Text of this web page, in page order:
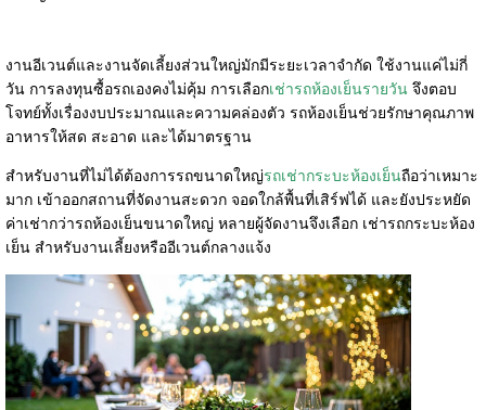
งานอีเวนต์และงานจัดเลี้ยงส่วนใหญ่มักมีระยะเวลาจำกัด ใช้งานแค่ไม่กี่
วัน การลงทุนซื้อรถเองคงไม่คุ้ม การเลือกเช่ารถห้องเย็นรายวันจึงตอบ
โจทย์ทั้งเรื่องงบประมาณและความคล่องตัว รถห้องเย็นช่วยรักษาคุณภาพ
อาหารให้สด สะอาด และได้มาตรฐาน
สำหรับงานที่ไม่ได้ต้องการรถขนาดใหญ่รถเช่ากระบะห้องเย็นถือว่าเหมาะ
มาก เข้าออกสถานที่จัดงานสะดวก จอดใกล้พื้นที่เสิร์ฟได้ และยังประหยัด
ค่าเช่ากว่ารถห้องเย็นขนาดใหญ่ หลายผู้จัดงานจึงเลือก เช่ารถกระบะห้อง
เย็น สำหรับงานเลี้ยงหรืออีเวนต์กลางแจ้ง